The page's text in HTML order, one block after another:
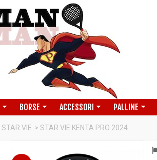
BORSE ACCESSORI PALLINE
STAR VIE > STAR VIE KENTA PRO 2024